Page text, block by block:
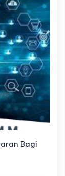
Bagi